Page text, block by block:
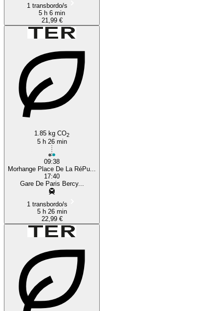
1 transbordo/s
5 h 6 min
21,99 €
1.85 kg CO2
5 h 26 min
09:38
Morhange Place De La RéPu...
17:40
Gare De Paris Bercy...
1 transbordo/s
5 h 26 min
22,99 €